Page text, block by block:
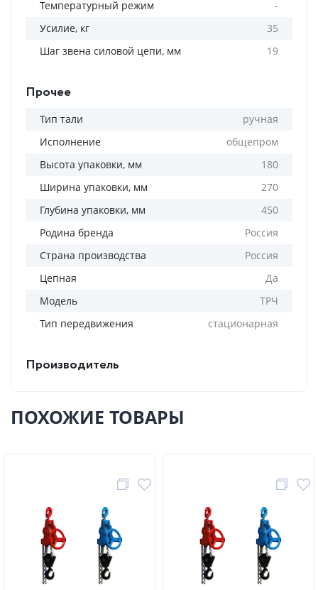
Температурный режим
-
Усилие, кг
35
Шаг звена силовой цепи, мм
19
Прочее
Тип тали
ручная
Исполнение
общепром
Высота упаковки, мм
180
Ширина упаковки, мм
270
Глубина упаковки, мм
450
Родина бренда
Россия
Страна производства
Россия
Цепная
Да
Модель
ТРЧ
Тип передвижения
стационарная
Производитель
ПОХОЖИЕ ТОВАРЫ